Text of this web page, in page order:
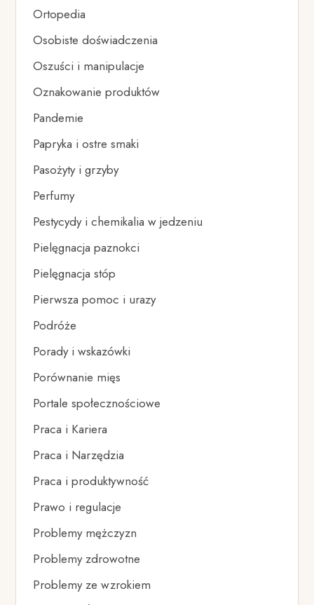
Ortopedia
Osobiste doświadczenia
Oszuści i manipulacje
Oznakowanie produktów
Pandemie
Papryka i ostre smaki
Pasożyty i grzyby
Perfumy
Pestycydy i chemikalia w jedzeniu
Pielęgnacja paznokci
Pielęgnacja stóp
Pierwsza pomoc i urazy
Podróże
Porady i wskazówki
Porównanie mięs
Portale społecznościowe
Praca i Kariera
Praca i Narzędzia
Praca i produktywność
Prawo i regulacje
Problemy mężczyzn
Problemy zdrowotne
Problemy ze wzrokiem